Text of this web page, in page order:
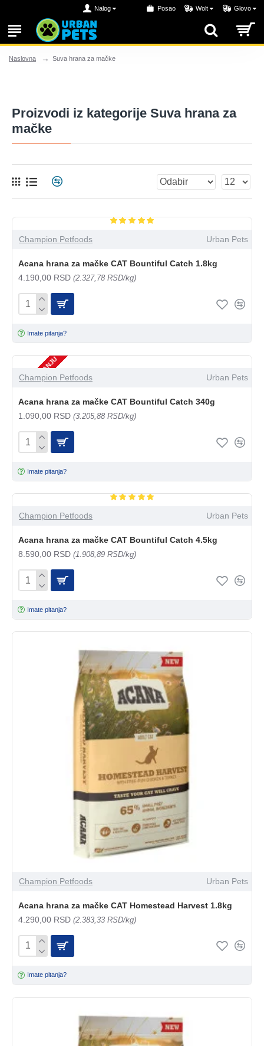
Nalog Posao Wolt Glovo
Naslovna Suva hrana za mačke
Proizvodi iz kategorije Suva hrana za
mačke
Champion Petfoods Urban Pets
Acana hrana za mačke CAT Bountiful Catch 1.8kg
4.190,00 RSD (2.327,78 RSD/kg)
Imate pitanja?
NEMA NA STANJU
Champion Petfoods Urban Pets
Acana hrana za mačke CAT Bountiful Catch 340g
1.090,00 RSD (3.205,88 RSD/kg)
Imate pitanja?
Champion Petfoods Urban Pets
Acana hrana za mačke CAT Bountiful Catch 4.5kg
8.590,00 RSD (1.908,89 RSD/kg)
Imate pitanja?
Champion Petfoods Urban Pets
Acana hrana za mačke CAT Homestead Harvest 1.8kg
4.290,00 RSD (2.383,33 RSD/kg)
Imate pitanja?